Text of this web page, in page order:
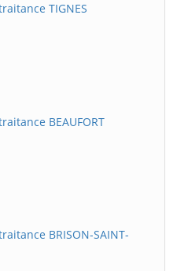
TIGNES
BEAUFORT
BRISON-SAINT-